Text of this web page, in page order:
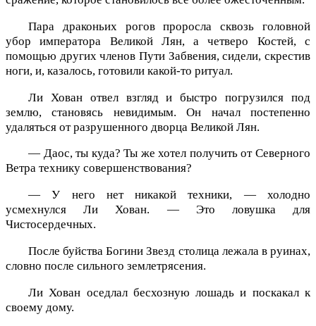
Пара драконьих рогов проросла сквозь головной
убор императора Великой Лян, а четверо Костей, с
помощью других членов Пути Забвения, сидели, скрестив
ноги, и, казалось, готовили какой-то ритуал.
Ли Хован отвел взгляд и быстро погрузился под
землю, становясь невидимым. Он начал постепенно
удаляться от разрушенного дворца Великой Лян.
— Даос, ты куда? Ты же хотел получить от Северного
Ветра технику совершенствования?
— У него нет никакой техники, — холодно
усмехнулся Ли Хован. — Это ловушка для
Чистосердечных.
После буйства Богини Звезд столица лежала в руинах,
словно после сильного землетрясения.
Ли Хован оседлал бесхозную лошадь и поскакал к
своему дому.